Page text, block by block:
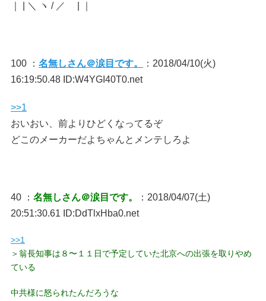
｜ | ＼ ヽ / ／ | ｜
100 ： 名無しさん＠涙目です。
：2018/04/10(火)
16:19:50.48 ID:W4YGI40T0.net
>>1
おいおい、前よりひどくなってるぞ
どこのメーカーだよちゃんとメンテしろよ
40 ： 名無しさん＠涙目です。
：2018/04/07(土)
20:51:30.61 ID:DdTlxHba0.net
>>1
＞翁長知事は８〜１１日で予定していた北京への出張を取りやめ
ている
中共様に怒られたんだろうな